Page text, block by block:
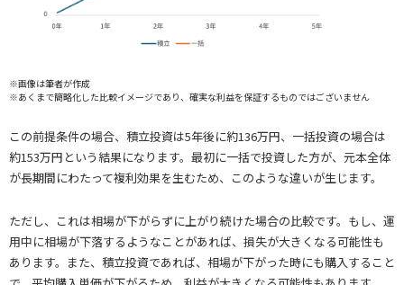
※画像は筆者が作成
※あくまで簡略化した比較イメージであり、確実な利益を保証するものではございません
この前提条件の場合、積立投資は5年後に約136万円、一括投資の場合は
約153万円という結果になります。最初に一括で投資した方が、元本全体
が長期間にわたって複利効果を生むため、このような違いが生じます。
ただし、これは相場が下がらずに上がり続けた場合の比較です。もし、運
用中に相場が下落するようなことがあれば、損失が大きくなる可能性も
あります。また、積立投資であれば、相場が下がった時にも購入すること